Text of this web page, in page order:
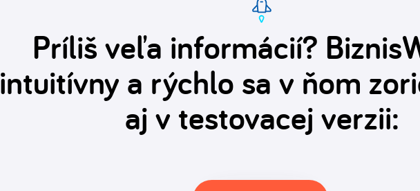
Príliš veľa informácií?
intuitívny a rýchlo sa v ňom
aj v testovacej verzii: